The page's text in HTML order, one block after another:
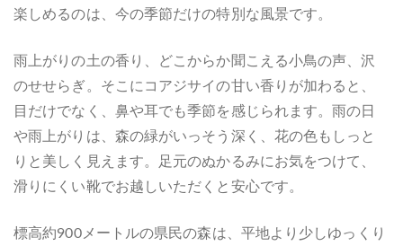
楽しめるのは、今の季節だけの特別な風景です。
雨上がりの土の香り、どこからか聞こえる小鳥の声、沢
のせせらぎ。そこにコアジサイの甘い香りが加わると、
目だけでなく、鼻や耳でも季節を感じられます。雨の日
や雨上がりは、森の緑がいっそう深く、花の色もしっと
りと美しく見えます。足元のぬかるみにお気をつけて、
滑りにくい靴でお越しいただくと安心です。
標高約900メートルの県民の森は、平地より少しゆっくり